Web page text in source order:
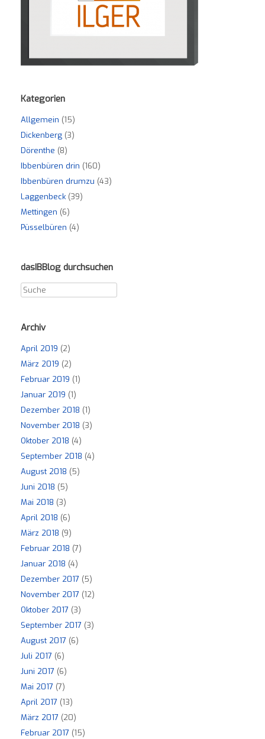
Kategorien
Allgemein (15)
Dickenberg (3)
Dörenthe (8)
Ibbenbüren drin (160)
Ibbenbüren drumzu (43)
Laggenbeck (39)
Mettingen (6)
Püsselbüren (4)
dasIBBlog durchsuchen
Archiv
April 2019 (2)
März 2019 (2)
Februar 2019 (1)
Januar 2019 (1)
Dezember 2018 (1)
November 2018 (3)
Oktober 2018 (4)
September 2018 (4)
August 2018 (5)
Juni 2018 (5)
Mai 2018 (3)
April 2018 (6)
März 2018 (9)
Februar 2018 (7)
Januar 2018 (4)
Dezember 2017 (5)
November 2017 (12)
Oktober 2017 (3)
September 2017 (3)
August 2017 (6)
Juli 2017 (6)
Juni 2017 (6)
Mai 2017 (7)
April 2017 (13)
März 2017 (20)
Februar 2017 (15)